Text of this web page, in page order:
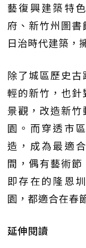
藝復興建築特
府、新竹州圖
日治時代建築，
除了城區歷史
輕的新竹，也
景觀，改造新
園。而穿透市
造，成為最適
間，偶有藝術
即存在的隆恩
園，都適合在春
延伸閱讀